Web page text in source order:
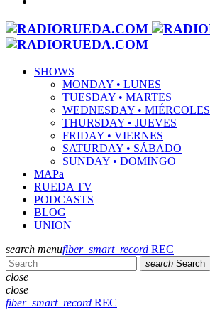
SHOWS
MONDAY • LUNES
TUESDAY • MARTES
WEDNESDAY • MIÉRCOLES
THURSDAY • JUEVES
FRIDAY • VIERNES
SATURDAY • SÁBADO
SUNDAY • DOMINGO
MAPa
RUEDA TV
PODCASTS
BLOG
UNION
search menufiber_smart_record REC
search Search
close
close
fiber_smart_record REC